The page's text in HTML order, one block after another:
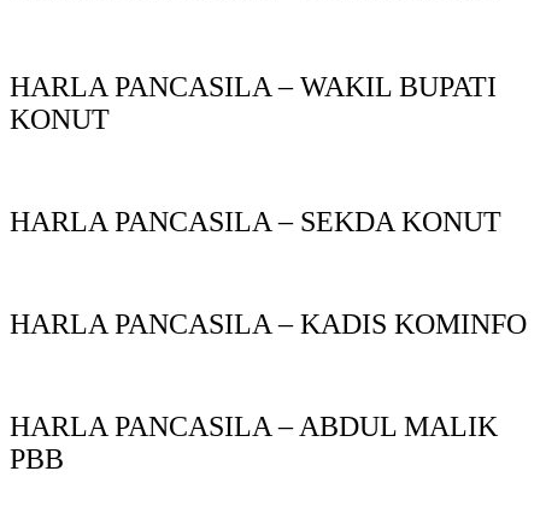
HARLA PANCASILA – WAKIL BUPATI
KONUT
HARLA PANCASILA – SEKDA KONUT
HARLA PANCASILA – KADIS KOMINFO
HARLA PANCASILA – ABDUL MALIK
PBB